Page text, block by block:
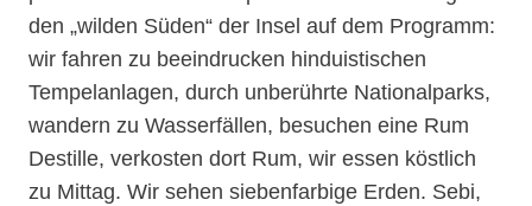
den „wilden Süden“ der Insel auf dem Programm:
wir fahren zu beeindrucken hinduistischen
Tempelanlagen, durch unberührte Nationalparks,
wandern zu Wasserfällen, besuchen eine Rum
Destille, verkosten dort Rum, wir essen köstlich
zu Mittag. Wir sehen siebenfarbige Erden. Sebi,